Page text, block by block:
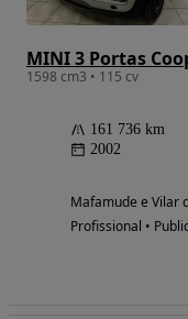
MINI 3 Portas
1598 cm3 • 115 cv
161 736 km
2002
Mafamude e Vilar
Profissional •